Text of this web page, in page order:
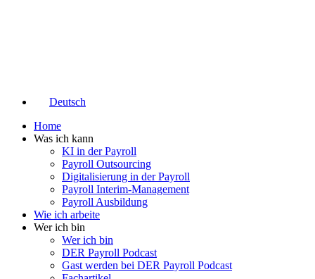
Deutsch
Home
Was ich kann
KI in der Payroll
Payroll Outsourcing
Digitalisierung in der Payroll
Payroll Interim-Management
Payroll Ausbildung
Wie ich arbeite
Wer ich bin
Wer ich bin
DER Payroll Podcast
Gast werden bei DER Payroll Podcast